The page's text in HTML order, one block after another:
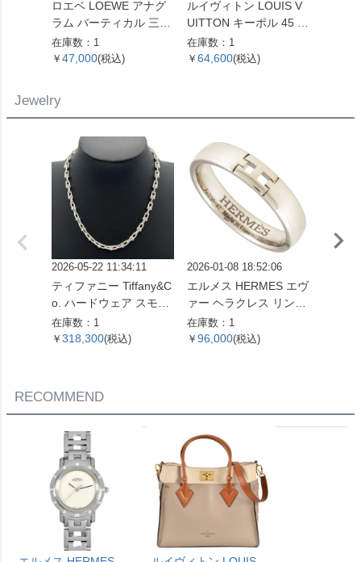
ロエベ LOEWE アナグ
ラム バーティカル 三つ
折り財布 ベージュ シル
バー金具【中古】
在庫数：1
￥ 47,000(税込)
ルイヴィトン LOUIS V
UITTON キーポル 45 ボ
ストンバッグ モノグラ
ム キャンバス M41428
在庫数：1
￥ 64,600(税込)
Jewelry
2026-05-22 11:34:11
ティファニー Tiffany&C
o. ハードウェア スモー
ルリンク ネックレス 60
153093 SV925 42.4g シ
在庫数：1
￥ 318,300(税込)
2026-01-08 18:52:06
エルメス HERMES エヴ
ァー ヘラクレス リング
指輪 #47 K18WG 3.2g
ホワイトゴールド レデ
在庫数：1
￥ 96,000(税込)
RECOMMEND